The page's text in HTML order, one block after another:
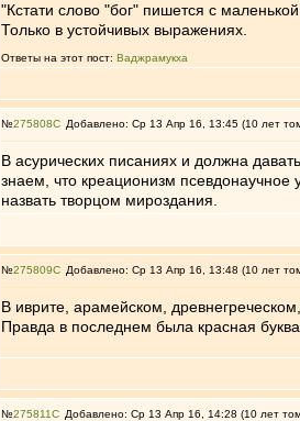
"Кстати слово "бог" пишется с
Только в устойчивых выражениях.
Ответы на этот пост: Ваджрамукха
№275808 Добавлено: Ср 13 Апр 16, 13:45 (10 лет
В асурических писаниях и должна
знаем, что креационизм псевдонаучное
назвать творцом мироздания.
№275809 Добавлено: Ср 13 Апр 16, 13:48 (10 лет
В иврите, арамейском,
Правда в последнем была красная
№275811 Добавлено: Ср 13 Апр 16, 14:28 (10 лет